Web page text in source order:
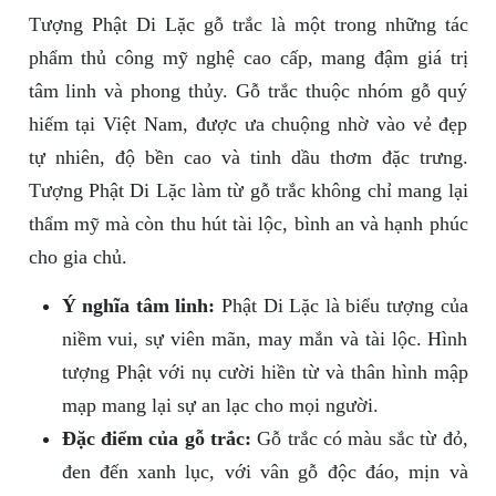
Tượng Phật Di Lặc gỗ trắc là một trong những tác
phẩm thủ công mỹ nghệ cao cấp, mang đậm giá trị
tâm linh và phong thủy. Gỗ trắc thuộc nhóm gỗ quý
hiếm tại Việt Nam, được ưa chuộng nhờ vào vẻ đẹp
tự nhiên, độ bền cao và tinh dầu thơm đặc trưng.
Tượng Phật Di Lặc làm từ gỗ trắc không chỉ mang lại
thẩm mỹ mà còn thu hút tài lộc, bình an và hạnh phúc
cho gia chủ.
Ý nghĩa tâm linh: Phật Di Lặc là biểu tượng của
niềm vui, sự viên mãn, may mắn và tài lộc. Hình
tượng Phật với nụ cười hiền từ và thân hình mập
mạp mang lại sự an lạc cho mọi người.
Đặc điểm của gỗ trắc: Gỗ trắc có màu sắc từ đỏ,
đen đến xanh lục, với vân gỗ độc đáo, mịn và